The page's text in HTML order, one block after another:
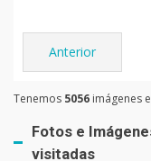
Anterior
Tenemos 5056 imágenes
Fotos e
visitadas